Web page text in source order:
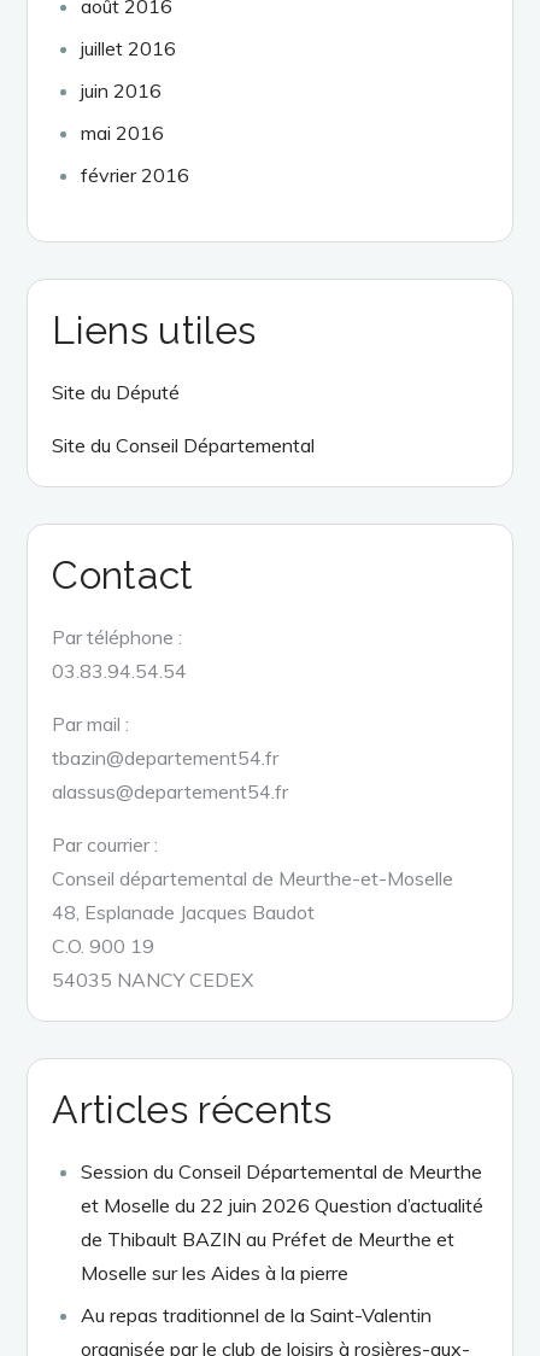
août 2016
juillet 2016
juin 2016
mai 2016
février 2016
Liens utiles
Site du Député
Site du Conseil Départemental
Contact
Par téléphone :
03.83.94.54.54
Par mail :
tbazin@departement54.fr
alassus@departement54.fr
Par courrier :
Conseil départemental de Meurthe-et-Moselle
48, Esplanade Jacques Baudot
C.O. 900 19
54035 NANCY CEDEX
Articles récents
Session du Conseil Départemental de Meurthe
et Moselle du 22 juin 2026 Question d’actualité
de Thibault BAZIN au Préfet de Meurthe et
Moselle sur les Aides à la pierre
Au repas traditionnel de la Saint-Valentin
organisée par le club de loisirs à rosières-aux-